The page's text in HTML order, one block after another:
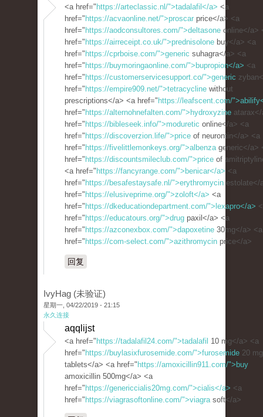
<a href=" https://arteclassic.nl/">tadalafil</a> <a
href=" https://acvaonline.net/">proscar price</a> <a
href=" https://aodconsultores.com/">deltasone online</a>
href=" https://airreceipt.co.uk/">prednisolone buy</a> <a
href=" https://cprboise.com/">generic suhagra</a> <a
href=" https://buymoringaonline.com/">bupropion</a> <a
href=" https://customerservicesupport.co/">generic
href=" https://empire909.net/">tetracycline without
prescriptions</a> <a href=" https://leafscent.com/
href=" https://alternohnefalten.com/">hydroxyzine
href=" https://bibleseek.info/">moduretic online</a> <a
href=" https://discoverzion.life/">price of neurontin</a> <a
href=" https://fivelittlemonkeys.org/">albenzageneric</a>
href=" https://discountsmileclub.com/">price of
<a href=" https://fancyrange.com/">benicar</a> <a
href=" https://besafestaysafe.nl/">erythromycin estolate</
href=" https://elusiveprime.org/">zoloft</a> <a
href=" https://dkeducationdepartment.com/">lexapro</a>
href=" https://educatours.org/">drug paxil</a> <a
href=" https://azconexbox.com/">dapoxetine 30mg</a> <a
href=" https://com-select.com/">azithromycin price</a>
回复
IvyHag (未验证)
星期一, 04/22/2019 - 21:15
永久连接
aqqlijst
<a href=" https://tadalafil24.com/">tadalafil 10 mg</a> <a
href=" https://buylasixfurosemide.com/">furosemide 20 mg
tablets</a> <a href=" https://amoxicillin911.com/">buy
amoxicillin 500mg</a> <a
href=" https://genericcialis20mg.com/">cialis</a> <a
href=" https://viagrasoftonline.com/">viagrasoft</a>